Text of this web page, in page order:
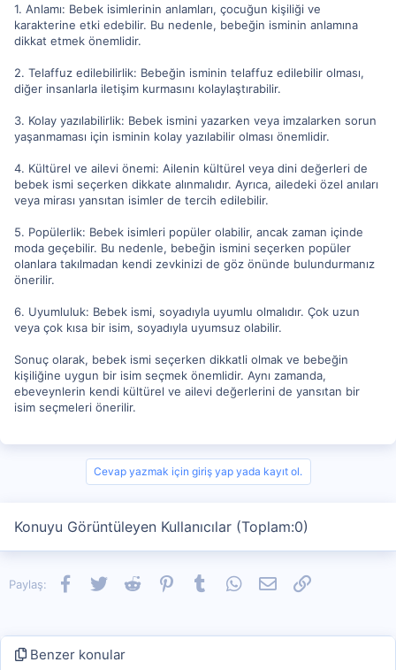
1. Anlamı: Bebek isimlerinin anlamları, çocuğun kişiliği ve
karakterine etki edebilir. Bu nedenle, bebeğin isminin anlamına
dikkat etmek önemlidir.
2. Telaffuz edilebilirlik: Bebeğin isminin telaffuz edilebilir olması,
diğer insanlarla iletişim kurmasını kolaylaştırabilir.
3. Kolay yazılabilirlik: Bebek ismini yazarken veya imzalarken sorun
yaşanmaması için isminin kolay yazılabilir olması önemlidir.
4. Kültürel ve ailevi önemi: Ailenin kültürel veya dini değerleri de
bebek ismi seçerken dikkate alınmalıdır. Ayrıca, ailedeki özel anıları
veya mirası yansıtan isimler de tercih edilebilir.
5. Popülerlik: Bebek isimleri popüler olabilir, ancak zaman içinde
moda geçebilir. Bu nedenle, bebeğin ismini seçerken popüler
olanlara takılmadan kendi zevkinizi de göz önünde bulundurmanız
önerilir.
6. Uyumluluk: Bebek ismi, soyadıyla uyumlu olmalıdır. Çok uzun
veya çok kısa bir isim, soyadıyla uyumsuz olabilir.
Sonuç olarak, bebek ismi seçerken dikkatli olmak ve bebeğin
kişiliğine uygun bir isim seçmek önemlidir. Aynı zamanda,
ebeveynlerin kendi kültürel ve ailevi değerlerini de yansıtan bir
isim seçmeleri önerilir.
Cevap yazmak için giriş yap yada kayıt ol.
Konuyu Görüntüleyen Kullanıcılar (Toplam:0)
Paylaş: Facebook
TwitterReddit PinterestTumblrWhatsApp
E-postaLink
Benzer konular